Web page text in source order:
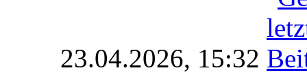
23.04.2026, 15:32